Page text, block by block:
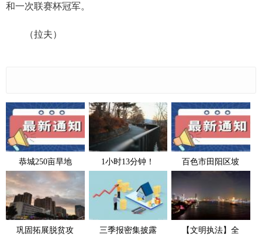
和一次联赛杯冠军。
（拉夫）
恭城250亩旱地 1小时13分钟！ 百色市田阳区坡
巩固拓展脱贫攻 三季报密集披露 【文明执法】全